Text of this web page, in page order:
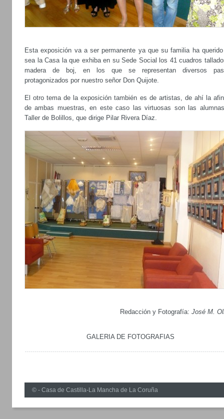
Esta exposición va a ser permanente ya que su familia ha
sea la Casa la que exhiba en su Sede Social los 41 cuadros
madera de boj, en los que se representan diversos
protagonizados por nuestro señor Don Quijote.
El otro tema de la exposición también es de artistas, de ahí la
de ambas muestras, en este caso las virtuosas son las
Taller de Bolillos, que dirige Pilar Rivera Díaz.
Redacción y Fotografía: José M.
GALERIA DE FOTOGRAFIAS
© - Casa de Castilla-La Mancha de La Coruña